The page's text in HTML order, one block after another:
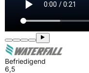
Befriedigend
6,5